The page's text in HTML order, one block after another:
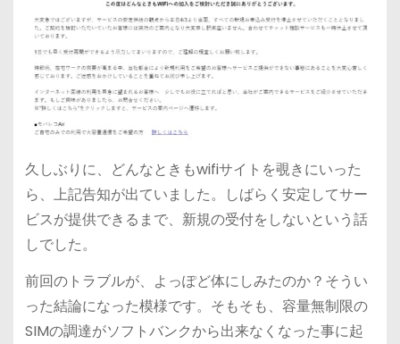
久しぶりに、どんなときもwifiサイトを覗きにいった
ら、上記告知が出ていました。しばらく安定してサー
ビスが提供できるまで、新規の受付をしないという話
しでした。
前回のトラブルが、よっぽど体にしみたのか？そうい
った結論になった模様です。そもそも、容量無制限の
SIMの調達がソフトバンクから出来なくなった事に起